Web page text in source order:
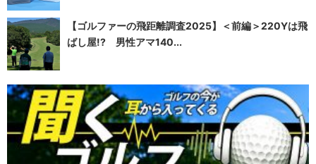
【ゴルファーの飛距離調査2025】＜前編＞220Yは飛
ばし屋!? 男性アマ140...